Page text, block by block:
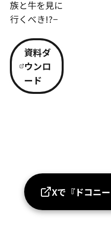
族と牛を見に
行くべき!?−
資料ダ
ウンロ
ード
Xで『ドコニ